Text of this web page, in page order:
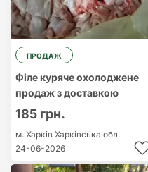
ПРОДАЖ
Філе куряче охолоджене
продаж з доставкою
185 грн.
м. Харків Харківська обл.
24-06-2026